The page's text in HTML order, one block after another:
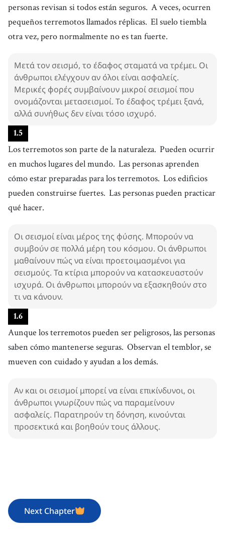
personas revisan si todos están seguros. A veces, ocurren
pequeños terremotos llamados réplicas. El suelo tiembla
otra vez, pero normalmente no es tan fuerte.
Μετά τον σεισμό, το έδαφος σταματά να τρέμει. Οι
άνθρωποι ελέγχουν αν όλοι είναι ασφαλείς.
Μερικές φορές συμβαίνουν μικροί σεισμοί που
ονομάζονται μετασεισμοί. Το έδαφος τρέμει ξανά,
αλλά συνήθως δεν είναι τόσο ισχυρό.
1.5
Los terremotos son parte de la naturaleza. Pueden ocurrir
en muchos lugares del mundo. Las personas aprenden
cómo estar preparadas para los terremotos. Los edificios
pueden construirse fuertes. Las personas pueden practicar
qué hacer.
Οι σεισμοί είναι μέρος της φύσης. Μπορούν να
συμβούν σε πολλά μέρη του κόσμου. Οι άνθρωποι
μαθαίνουν πώς να είναι προετοιμασμένοι για
σεισμούς. Τα κτίρια μπορούν να κατασκευαστούν
ισχυρά. Οι άνθρωποι μπορούν να εξασκηθούν στο
τι να κάνουν.
1.6
Aunque los terremotos pueden ser peligrosos, las personas
saben cómo mantenerse seguras. Observan el temblor, se
mueven con cuidado y ayudan a los demás.
Αν και οι σεισμοί μπορεί να είναι επικίνδυνοι, οι
άνθρωποι γνωρίζουν πώς να παραμείνουν
ασφαλείς. Παρατηρούν τη δόνηση, κινούνται
προσεκτικά και βοηθούν τους άλλους.
Next Chapter